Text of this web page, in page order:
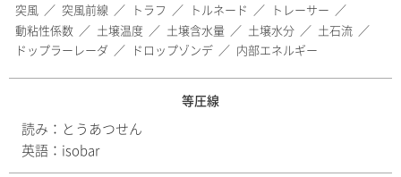
突風
突風前線 トラフ トルネード
トレーサー
動粘性係数
土壌温度 土壌含水量 土壌水分
土石流
ドップラーレーダ
ドロップゾンデ 内部エネルギー
等圧線
読み： とうあつせん
英語： isobar